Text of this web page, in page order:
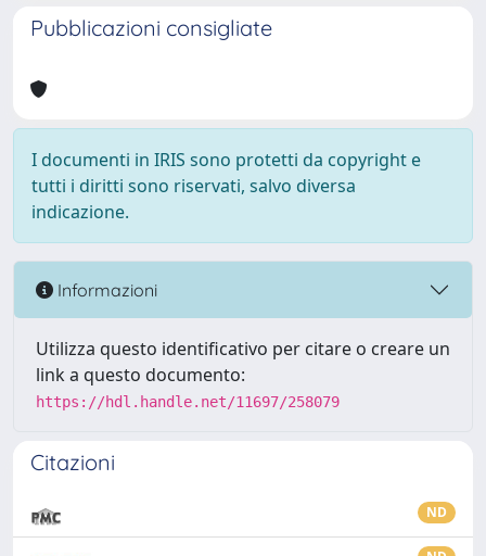
Pubblicazioni consigliate
I documenti in IRIS sono protetti da copyright e
tutti i diritti sono riservati, salvo diversa
indicazione.
Informazioni
Utilizza questo identificativo per citare o creare un
link a questo documento:
https://hdl.handle.net/11697/258079
Citazioni
ND